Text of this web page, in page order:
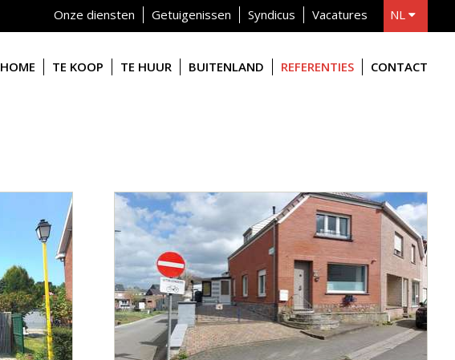
Onze diensten Getuigenissen Syndicus Vacatures
NL
HOME
TE KOOP TE HUUR BUITENLAND REFERENTIES CONTACT